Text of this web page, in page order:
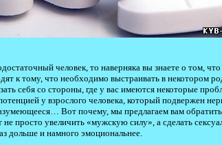
человек, то наверняка вы знаете о том,
к тому, что необходимо выстраивать в некотором
себя со стороны, где у вас имеются некоторые
у взрослого человека, который подвержен
Вот почему, мы предлагаем вам
не просто увеличить «мужскую силу», а сделать
дольше и намного эмоциональнее.